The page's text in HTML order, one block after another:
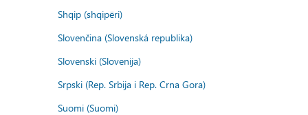
Shqip (shqipëri)
Slovenčina (Slovenská republika)
Slovenski (Slovenija)
Srpski (Rep. Srbija i Rep. Crna Gora)
Suomi (Suomi)